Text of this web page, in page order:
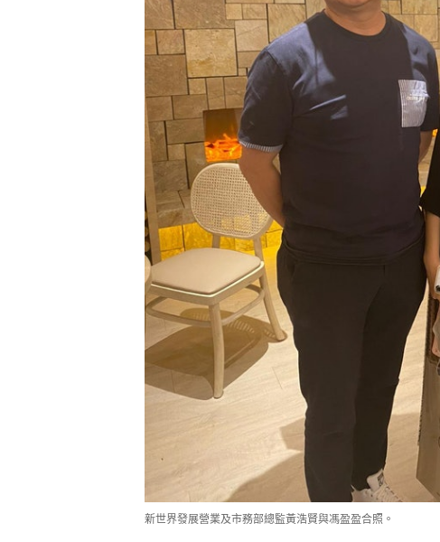
新世界發展營業及市務部總監黃浩賢與馮盈盈合照。